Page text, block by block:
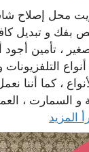
محل إصلاح
بفك و تبديل
، تأمين
، كما أننا
و السمارت ،
المزيد